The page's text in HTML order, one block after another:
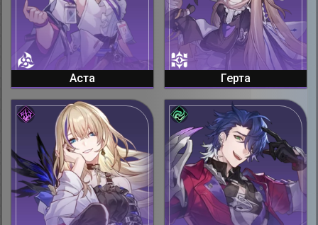
Аста Герта